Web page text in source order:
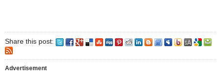
Share this post:
Advertisement